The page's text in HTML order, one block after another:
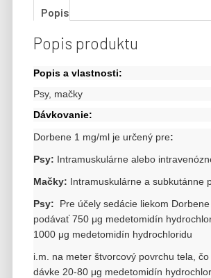
Popis
Popis produktu
Popis a vlastnosti:
Psy, mačky
Dávkovanie:
Dorbene 1 mg/ml je určený pre:
Psy: Intramuskulárne alebo
Mačky: Intramuskulárne a subkutánne
Psy: Pre účely sedácie liekom
podávať 750 μg medetomidín
1000 μg medetomidín hydrochloridu
i.m. na meter štvorcový povrchu tela,
dávke 20-80 μg medetomidín